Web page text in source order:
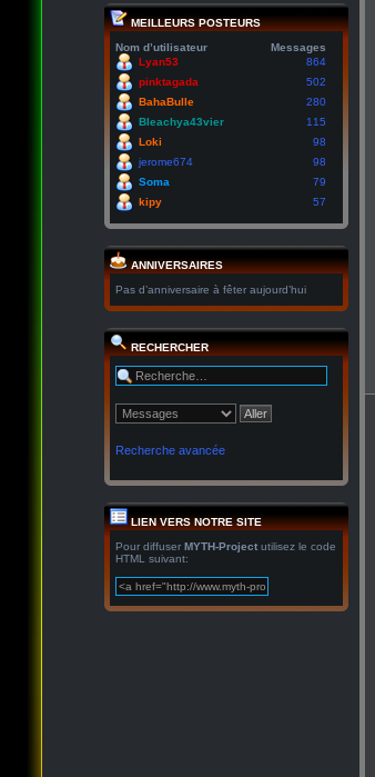
MEILLEURS POSTEURS
Nom d’utilisateur
Messages
Lyan53
864
pinktagada
502
BahaBulle
280
Bleachya43vier
115
Loki
98
jerome674
98
Soma
79
kipy
57
ANNIVERSAIRES
Pas d’anniversaire à fêter aujourd’hui
RECHERCHER
Recherche avancée
LIEN VERS NOTRE SITE
Pour diffuser MYTH-Projectutilisez le code
HTML suivant: